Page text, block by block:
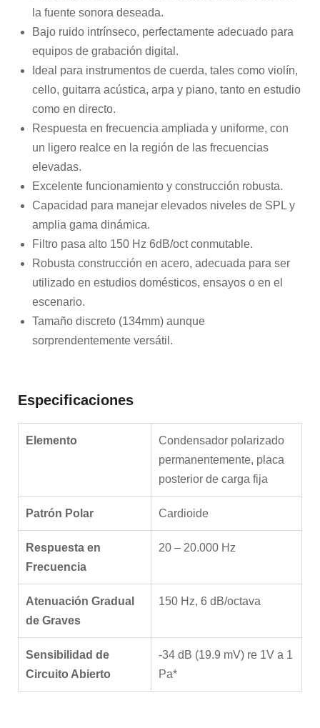
la fuente sonora deseada.
Bajo ruido intrínseco, perfectamente adecuado para
equipos de grabación digital.
Ideal para instrumentos de cuerda, tales como violín,
cello, guitarra acústica, arpa y piano, tanto en estudio
como en directo.
Respuesta en frecuencia ampliada y uniforme, con
un ligero realce en la región de las frecuencias
elevadas.
Excelente funcionamiento y construcción robusta.
Capacidad para manejar elevados niveles de SPL y
amplia gama dinámica.
Filtro pasa alto 150 Hz 6dB/oct conmutable.
Robusta construcción en acero, adecuada para ser
utilizado en estudios domésticos, ensayos o en el
escenario.
Tamaño discreto (134mm) aunque
sorprendentemente versátil.
Especificaciones
Elemento
Condensador polarizado
permanentemente, placa
posterior de carga fija
Patrón Polar Cardioide
Respuesta en
Frecuencia
20 – 20.000 Hz
Atenuación Gradual
de Graves
150 Hz, 6 dB/octava
Sensibilidad de
Circuito Abierto
-34 dB (19.9 mV) re 1V a 1
Pa*